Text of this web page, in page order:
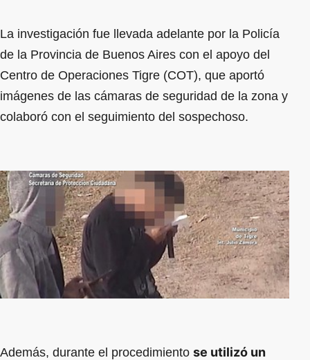
La investigación fue llevada adelante por la Policía
de la Provincia de Buenos Aires con el apoyo del
Centro de Operaciones Tigre (COT), que aportó
imágenes de las cámaras de seguridad de la zona y
colaboró con el seguimiento del sospechoso.
Además, durante el procedimiento se utilizó un